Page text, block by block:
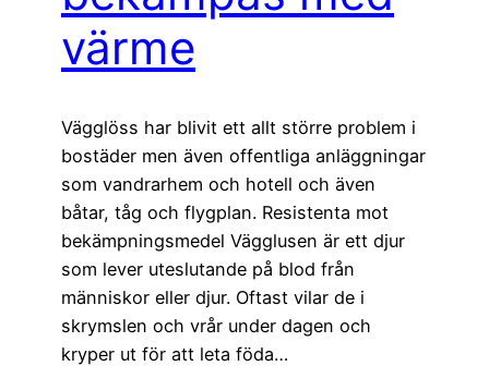
värme
Vägglöss har blivit ett allt större problem i
bostäder men även offentliga anläggningar
som vandrarhem och hotell och även
båtar, tåg och flygplan. Resistenta mot
bekämpningsmedel Vägglusen är ett djur
som lever uteslutande på blod från
människor eller djur. Oftast vilar de i
skrymslen och vrår under dagen och
kryper ut för att leta föda…